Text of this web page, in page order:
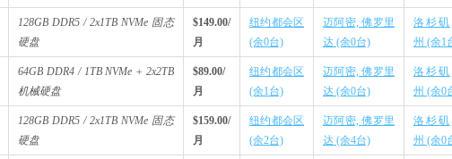
128GB DDR5 / 2x1TB NVMe 固态
硬盘
$149.00/
月
纽约都会区
(余0台)
迈阿密, 佛罗里
达 (余0台)
洛杉矶
州 (余1
64GB DDR4 / 1TB NVMe + 2x2TB
机械硬盘
$89.00/
月
纽约都会区
(余1台)
迈阿密, 佛罗里
达 (余0台)
洛杉矶
州 (余0
128GB DDR5 / 2x1TB NVMe 固态
硬盘
$159.00/
月
纽约都会区
(余2台)
迈阿密, 佛罗里
达 (余4台)
洛杉矶
州 (余0